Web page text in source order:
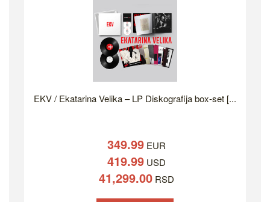
EKV / Ekatarina Velika – LP Diskografija box-set [...
349.99 EUR
419.99 USD
41,299.00 RSD